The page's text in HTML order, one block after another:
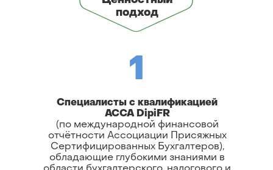
подход
Специалисты с квалификацией
ACCA DipiFR
(по международной финансовой
отчётности Ассоциации Присяжных
Сертифицированных Бухгалтеров),
обладающие глубокими знаниями в
1